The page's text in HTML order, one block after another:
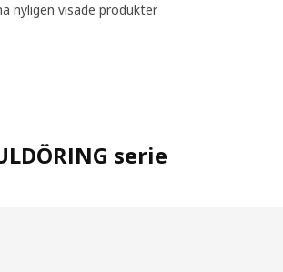
nyligen visade produkter
serie